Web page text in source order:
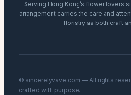
Serving Hong Kong’s flower lovers
arrangement carries the care and
floristry as both craft
© sincerelyvave.com — All rights
crafted with purpose.